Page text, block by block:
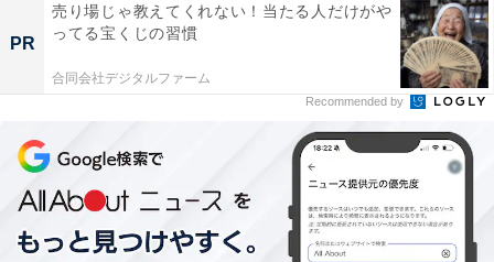
さらに地下を歩いてOOTEMORI（オーテモリ）付近にた
どり着くと、丸ノ内線改札が近いためか、表示が変わっ
た。OOTEMORIからいったん地上に上がり、日比谷通り
付近に出てみよう。
PR
売り場じゃ教えてくれない！当たる人だけがや
ってる宝くじの習慣
合同会社デジタルファーム
Recommended by